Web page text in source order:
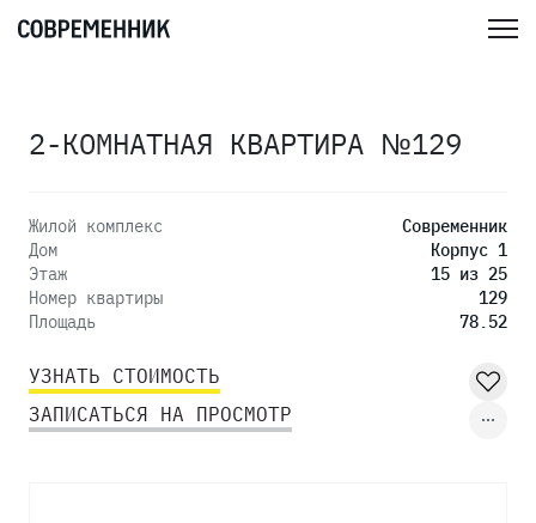
2-КОМНАТНАЯ КВАРТИРА №129
Жилой комплекс
Современник
Дом
Корпус 1
Этаж
15 из 25
Номер квартиры
129
Площадь
78.52
УЗНАТЬ СТОИМОСТЬ
ЗАПИСАТЬСЯ НА ПРОСМОТР